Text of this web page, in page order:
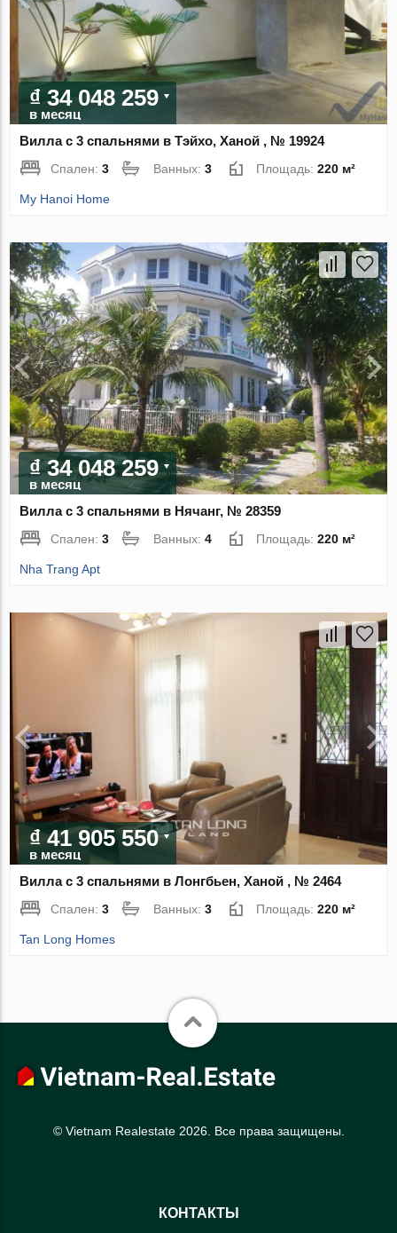
₫ 34 048 259
в месяц
Вилла с 3 спальнями в Тэйхо, Ханой , № 19924
Спален:3 Ванных:3 Площадь:220 м²
My Hanoi Home
₫ 34 048 259
в месяц
Вилла с 3 спальнями в Нячанг, № 28359
Спален:3 Ванных:4 Площадь:220 м²
Nha Trang Apt
₫ 41 905 550
в месяц
Вилла с 3 спальнями в Лонгбьен, Ханой , № 2464
Спален:3 Ванных:3 Площадь:220 м²
Tan Long Homes
© Vietnam Realestate 2026. Все права защищены.
КОНТАКТЫ